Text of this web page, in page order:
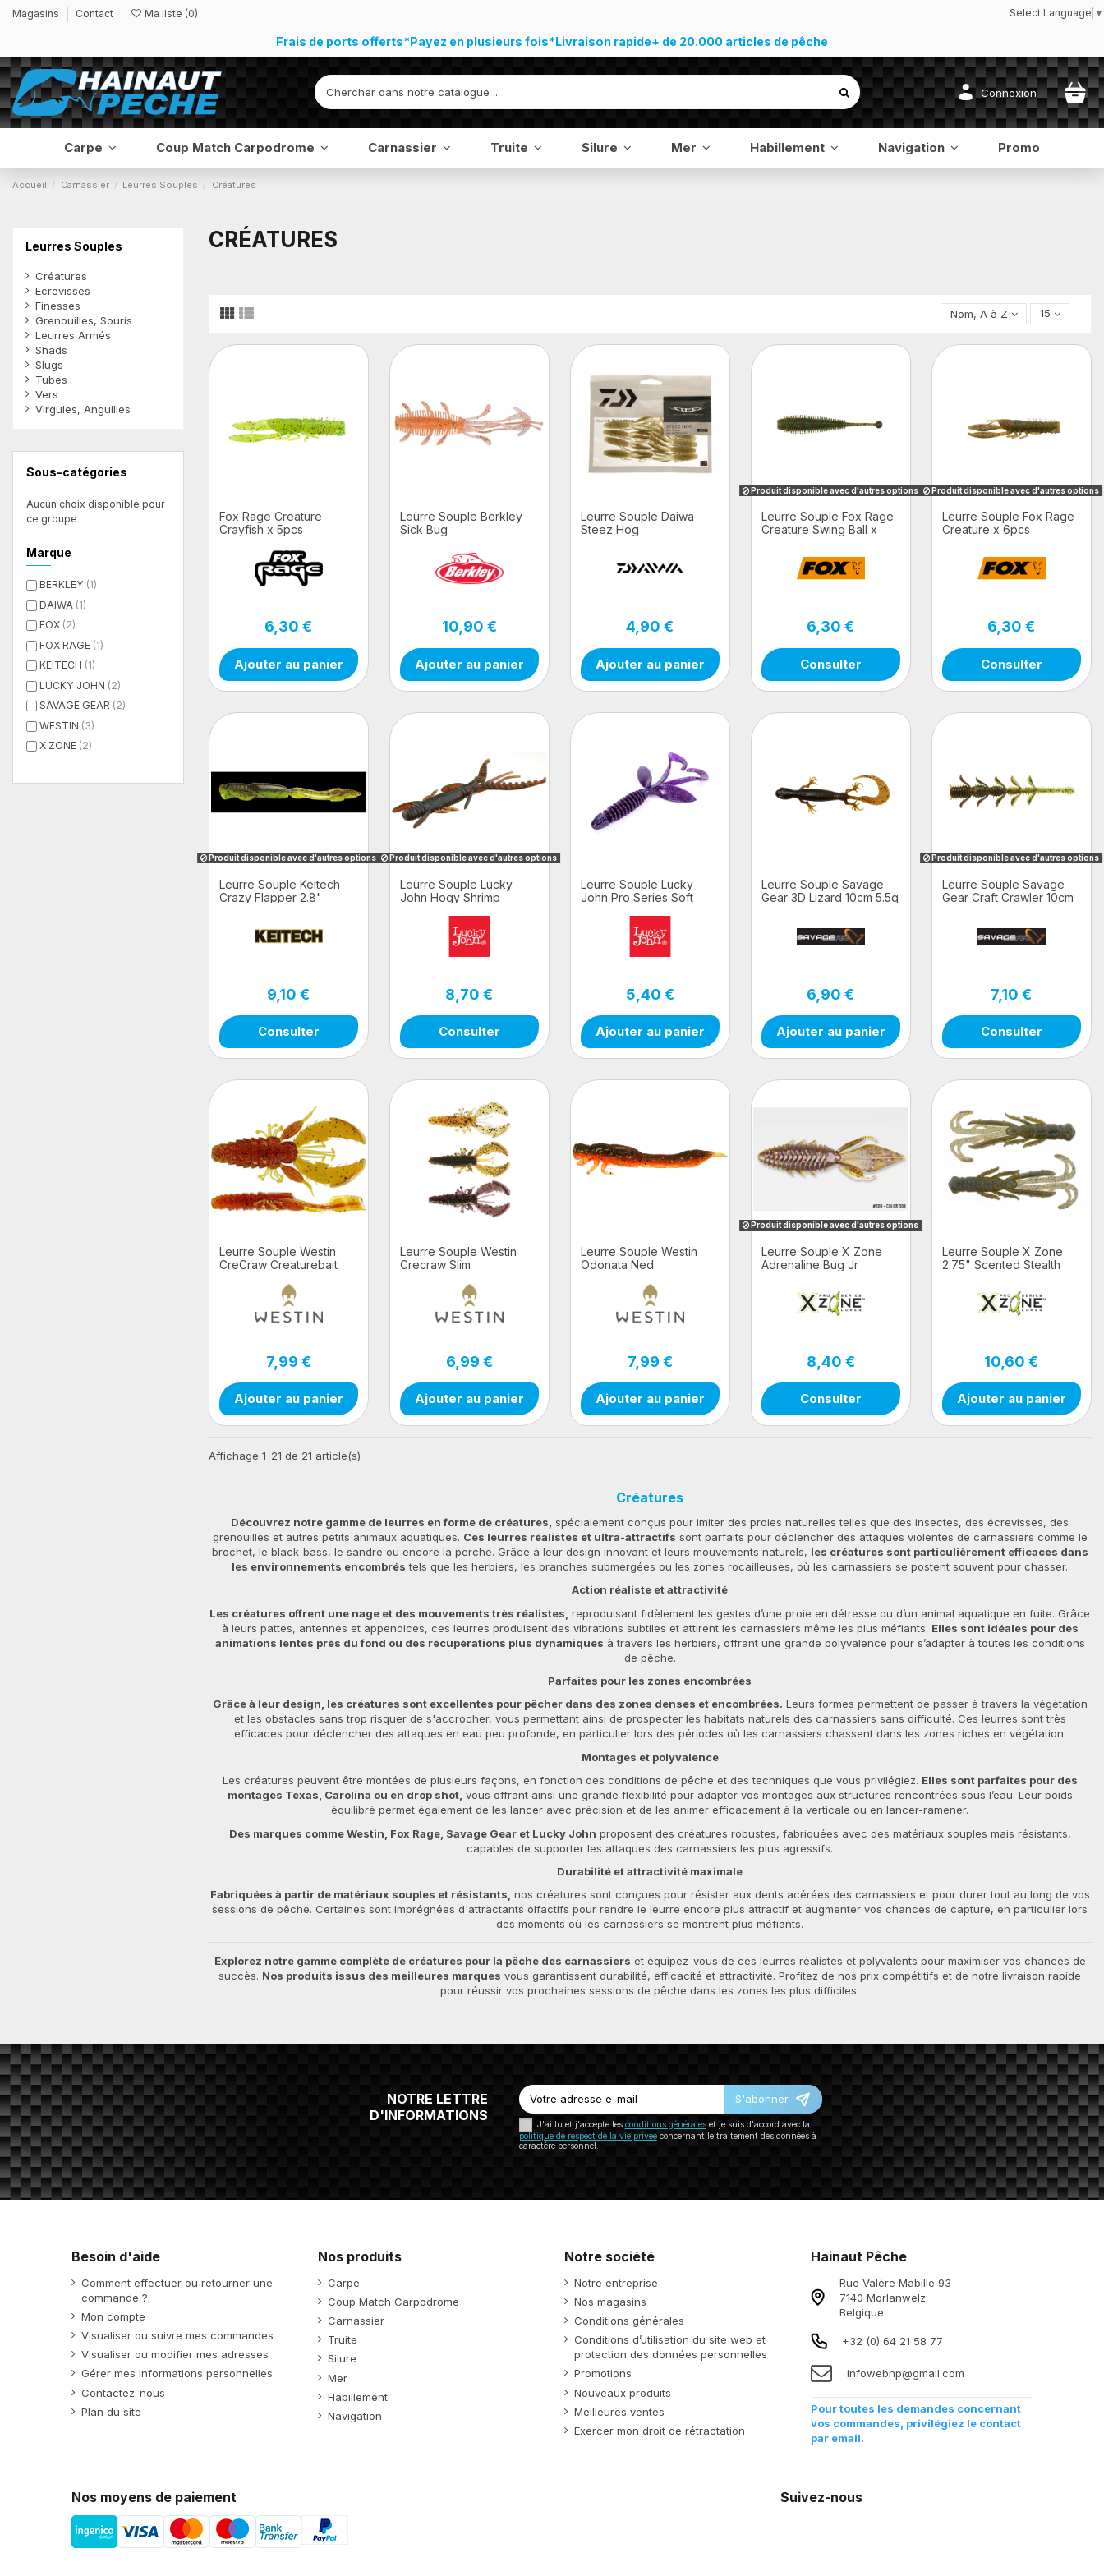
Magasins Contact Ma liste (0) Select Language ▼
Frais de ports offerts*Payez en plusieurs fois*Livraison rapide+ de 20.000 articles de pêche
Connexion
Carpe Coup Match Carpodrome Carnassier Truite Silure Mer Habillement Navigation Promo
Accueil Carnassier Leurres Souples Créatures
CRÉATURES
Nom, A à Z 15
Fox Rage Creature
Crayfish x 5pcs
6,30 €
Ajouter au panier
Leurre Souple Berkley
Sick Bug
10,90 €
Ajouter au panier
Leurre Souple Daiwa
Steez Hog
4,90 €
Ajouter au panier
Produit disponible avec d'autres options
Leurre Souple Fox Rage
Creature Swing Ball x
6,30 €
Consulter
Produit disponible avec d'autres options
Leurre Souple Fox Rage
Creature x 6pcs
6,30 €
Consulter
Produit disponible avec d'autres options
Leurre Souple Keitech
Crazy Flapper 2.8"
9,10 €
Consulter
Produit disponible avec d'autres options
Leurre Souple Lucky
John Hogy Shrimp
8,70 €
Consulter
Leurre Souple Lucky
John Pro Series Soft
5,40 €
Ajouter au panier
Leurre Souple Savage
Gear 3D Lizard 10cm 5.5g
6,90 €
Ajouter au panier
Produit disponible avec d'autres options
Leurre Souple Savage
Gear Craft Crawler 10cm
7,10 €
Consulter
Leurre Souple Westin
CreCraw Creaturebait
7,99 €
Ajouter au panier
Leurre Souple Westin
Crecraw Slim
Floating Clear Water Mix
6,99 €
Ajouter au panier
Leurre Souple Westin
Odonata Ned
7,99 €
Ajouter au panier
Produit disponible avec d'autres options
Leurre Souple X Zone
Adrenaline Bug Jr
8,40 €
Consulter
Leurre Souple X Zone
2.75" Scented Stealth
10,60 €
Ajouter au panier
Affichage 1-21 de 21 article(s)
Créatures
Découvrez notre gamme de leurres en forme de créatures, spécialement conçus pour imiter des proies naturelles telles que des insectes, des écrevisses, des
grenouilles et autres petits animaux aquatiques. Ces leurres réalistes et ultra-attractifs sont parfaits pour déclencher des attaques violentes de carnassiers comme le
brochet, le black-bass, le sandre ou encore la perche. Grâce à leur design innovant et leurs mouvements naturels, les créatures sont particulièrement efficaces dans
les environnements encombrés tels que les herbiers, les branches submergées ou les zones rocailleuses, où les carnassiers se postent souvent pour chasser.
Action réaliste et attractivité
Les créatures offrent une nage et des mouvements très réalistes, reproduisant fidèlement les gestes d’une proie en détresse ou d’un animal aquatique en fuite. Grâce
à leurs pattes, antennes et appendices, ces leurres produisent des vibrations subtiles et attirent les carnassiers même les plus méfiants. Elles sont idéales pour des
animations lentes près du fond ou des récupérations plus dynamiques à travers les herbiers, offrant une grande polyvalence pour s’adapter à toutes les conditions
de pêche.
Parfaites pour les zones encombrées
Grâce à leur design, les créatures sont excellentes pour pêcher dans des zones denses et encombrées. Leurs formes permettent de passer à travers la végétation
et les obstacles sans trop risquer de s'accrocher, vous permettant ainsi de prospecter les habitats naturels des carnassiers sans difficulté. Ces leurres sont très
efficaces pour déclencher des attaques en eau peu profonde, en particulier lors des périodes où les carnassiers chassent dans les zones riches en végétation.
Montages et polyvalence
Les créatures peuvent être montées de plusieurs façons, en fonction des conditions de pêche et des techniques que vous privilégiez. Elles sont parfaites pour des
montages Texas, Carolina ou en drop shot, vous offrant ainsi une grande flexibilité pour adapter vos montages aux structures rencontrées sous l’eau. Leur poids
équilibré permet également de les lancer avec précision et de les animer efficacement à la verticale ou en lancer-ramener.
Des marques comme Westin, Fox Rage, Savage Gear et Lucky John proposent des créatures robustes, fabriquées avec des matériaux souples mais résistants,
capables de supporter les attaques des carnassiers les plus agressifs.
Durabilité et attractivité maximale
Fabriquées à partir de matériaux souples et résistants, nos créatures sont conçues pour résister aux dents acérées des carnassiers et pour durer tout au long de vos
sessions de pêche. Certaines sont imprégnées d'attractants olfactifs pour rendre le leurre encore plus attractif et augmenter vos chances de capture, en particulier lors
des moments où les carnassiers se montrent plus méfiants.
Explorez notre gamme complète de créatures pour la pêche des carnassiers et équipez-vous de ces leurres réalistes et polyvalents pour maximiser vos chances de
succès. Nos produits issus des meilleures marques vous garantissent durabilité, efficacité et attractivité. Profitez de nos prix compétitifs et de notre livraison rapide
pour réussir vos prochaines sessions de pêche dans les zones les plus difficiles.
Leurres Souples
Créatures
Ecrevisses
Finesses
Grenouilles, Souris
Leurres Armés
Shads
Slugs
Tubes
Vers
Virgules, Anguilles
Sous-catégories
Aucun choix disponible pour
ce groupe
Marque
BERKLEY (1)
DAIWA (1)
FOX (2)
FOX RAGE (1)
KEITECH (1)
LUCKY JOHN (2)
SAVAGE GEAR (2)
WESTIN (3)
X ZONE (2)
NOTRE LETTRE
D'INFORMATIONS
S'abonner
J'ai lu et j'accepte les conditions généraleset je suis d'accord avec la
politique de respect de la vie privéeconcernant le traitement des données à
caractère personnel.
Besoin d'aide
Comment effectuer ou retourner une
commande ?
Mon compte
Visualiser ou suivre mes commandes
Visualiser ou modifier mes adresses
Gérer mes informations personnelles
Contactez-nous
Plan du site
Nos produits
Carpe
Coup Match Carpodrome
Carnassier
Truite
Silure
Mer
Habillement
Navigation
Notre société
Notre entreprise
Nos magasins
Conditions générales
Conditions d’utilisation du site web et
protection des données personnelles
Promotions
Nouveaux produits
Meilleures ventes
Exercer mon droit de rétractation
Hainaut Pêche
Rue Valère Mabille 93
7140 Morlanwelz
Belgique
+32 (0) 64 21 58 77
infowebhp@gmail.com
Pour toutes les demandes concernant
vos commandes, privilégiez le contact
par email.
Nos moyens de paiement Suivez-nous